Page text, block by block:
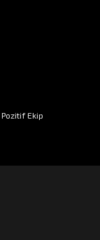
Pozitif Ekip